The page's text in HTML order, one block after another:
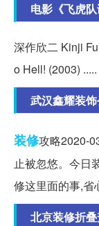
电影《飞虎
深作欣二 Kinji
o Hell! (2003)
武汉鑫耀装饰
装修攻略2020-
止被忽悠。今日
修这里面的事,省
北京装修折